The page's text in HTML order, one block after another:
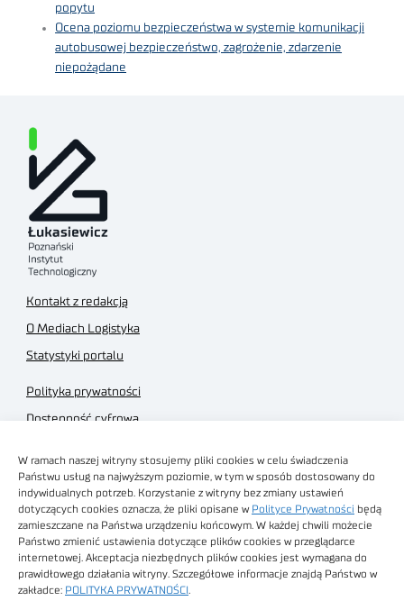
W ramach naszej witryny stosujemy pliki cookies w celu świadczenia
Państwu usług na najwyższym poziomie, w tym w sposób dostosowany do
indywidualnych potrzeb. Korzystanie z witryny bez zmiany ustawień
dotyczących cookies oznacza, że pliki opisane w Polityce Prywatności będą
zamieszczane na Państwa urządzeniu końcowym. W każdej chwili możecie
Państwo zmienić ustawienia dotyczące plików cookies w przeglądarce
internetowej. Akceptacja niezbędnych plików cookies jest wymagana do
prawidłowego działania witryny. Szczegółowe informacje znajdą Państwo w
zakładce: POLITYKA PRYWATNOŚCI
popytu
Ocena poziomu bezpieczeństwa w systemie komunikacji
autobusowej bezpieczeństwo, zagrożenie, zdarzenie
niepożądane
Kontakt z redakcją
O Mediach Logistyka
Statystyki portalu
Polityka prywatności
Dostępność cyfrowa
Regulamin sklepu
Obrazy stockowe
autorstwa